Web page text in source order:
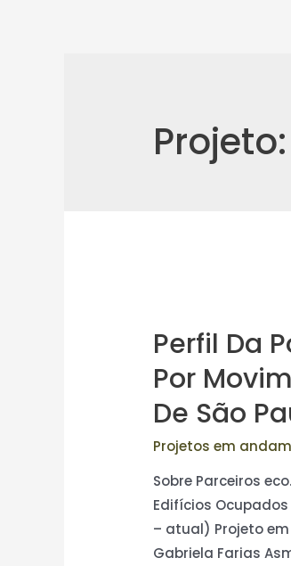
Projeto:
Perfil Da
Por
De São
Projetos em
Sobre Parceiros
Edifícios Ocupados
– atual) Projeto
Gabriela Farias